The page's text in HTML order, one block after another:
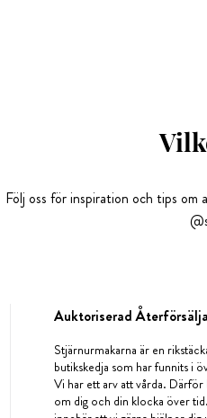
Följ oss för inspiration och tips om
Auktoriserad
Stjärnurmakarna är en
butikskedja som har funnits i
Vi har ett arv att vårda. Därför
om dig och din klocka över